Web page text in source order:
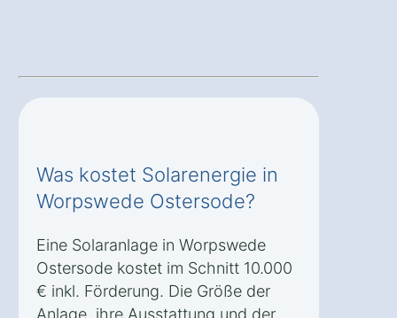
Was kostet Solarenergie in
Worpswede Ostersode?
Eine Solaranlage in Worpswede
Ostersode kostet im Schnitt 10.000
€ inkl. Förderung. Die Größe der
Anlage, ihre Ausstattung und der